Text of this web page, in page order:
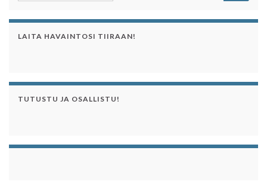
LAITA HAVAINTOSI TIIRAAN!
TUTUSTU JA OSALLISTU!